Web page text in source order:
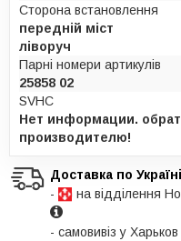
Сторона встановлення
передній міст
ліворуч
Парні номери артикулів
25858 02
SVHC
Нет информации.
производителю!
Доставка по Україні
-
на відділення
- самовивіз у Харьков